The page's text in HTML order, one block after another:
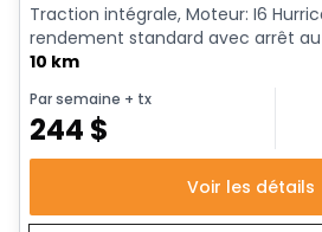
Traction intégrale, Moteur: I6
rendement standard avec arrêt
10 km
Par semaine + tx
244 $
Voir les détails